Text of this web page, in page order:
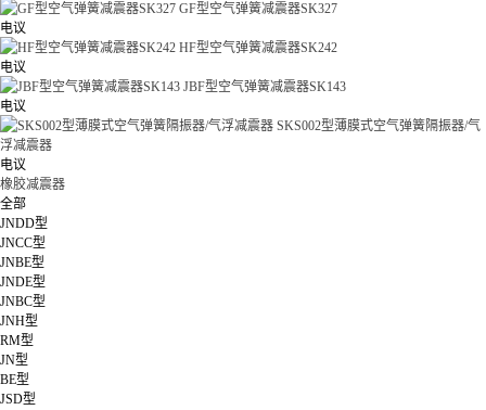
GF型空气弹簧减震器SK327
电议
HF型空气弹簧减震器SK242
电议
JBF型空气弹簧减震器SK143
电议
SKS002型薄膜式空气弹簧隔振器/气
浮减震器
电议
橡胶减震器
全部
JNDD型
JNCC型
JNBE型
JNDE型
JNBC型
JNH型
RM型
JN型
BE型
JSD型